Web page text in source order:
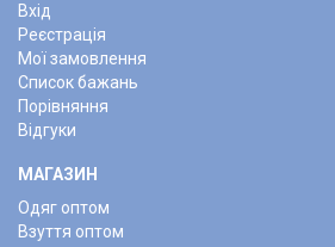
Вхід
Реєстрація
Мої замовлення
Список бажань
Порівняння
Відгуки
МАГАЗИН
Одяг оптом
Взуття оптом